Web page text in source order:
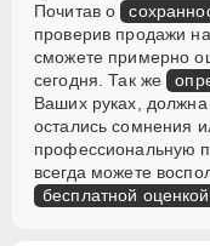
Почитав о
проверив продажи
сможете примерно
сегодня. Так же
Ваших руках,
остались сомнения
профессиональную
всегда можете
бесплатной